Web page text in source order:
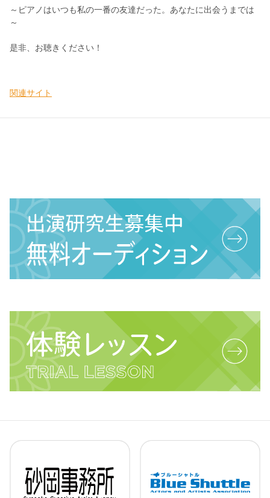
～ピアノはいつも私の一番の友達だった。あなたに出会うまでは
～
是非、お聴きください！
関連サイト